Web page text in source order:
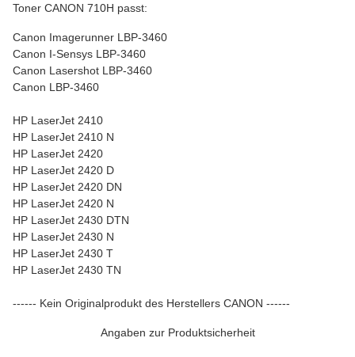
Toner CANON 710H passt:
Canon Imagerunner LBP-3460
Canon I-Sensys LBP-3460
Canon Lasershot LBP-3460
Canon LBP-3460
HP LaserJet 2410
HP LaserJet 2410 N
HP LaserJet 2420
HP LaserJet 2420 D
HP LaserJet 2420 DN
HP LaserJet 2420 N
HP LaserJet 2430 DTN
HP LaserJet 2430 N
HP LaserJet 2430 T
HP LaserJet 2430 TN
------ Kein Originalprodukt des Herstellers CANON ------
Angaben zur Produktsicherheit